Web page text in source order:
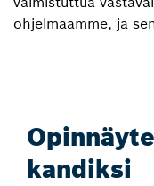
ohjelmaamme, ja
kandiksi